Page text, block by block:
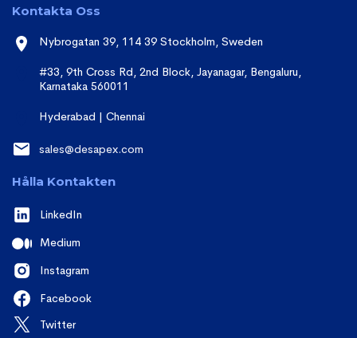
Kontakta Oss
Nybrogatan 39, 114 39 Stockholm, Sweden
#33, 9th Cross Rd, 2nd Block, Jayanagar, Bengaluru,
Karnataka 560011
Hyderabad | Chennai
sales@desapex.com
Hålla Kontakten
LinkedIn
Medium
Instagram
Facebook
Twitter